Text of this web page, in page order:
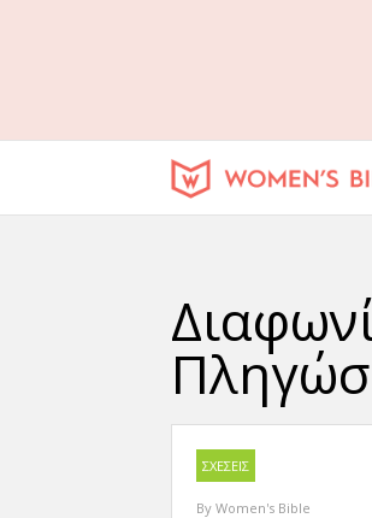
ΣΧΕΣΕΙΣ
By Women's Bible